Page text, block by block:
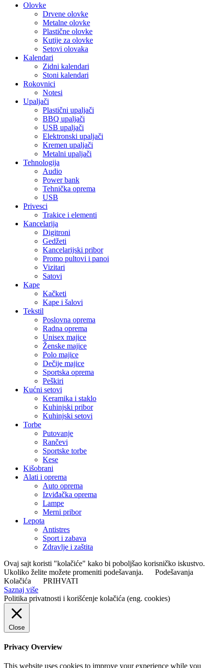
Olovke
Drvene olovke
Metalne olovke
Plastične olovke
Kutije za olovke
Setovi olovaka
Kalendari
Zidni kalendari
Stoni kalendari
Rokovnici
Notesi
Upaljači
Plastični upaljači
BBQ upaljači
USB upaljači
Elektronski upaljači
Kremen upaljači
Metalni upaljači
Tehnologija
Audio
Power bank
Tehnička oprema
USB
Privesci
Trakice i elementi
Kancelarija
Digitroni
Gedžeti
Kancelarijski pribor
Promo pultovi i panoi
Vizitari
Satovi
Kape
Kačketi
Kape i šalovi
Tekstil
Poslovna oprema
Radna oprema
Unisex majice
Ženske majice
Polo majice
Dečije majice
Sportska oprema
Peškiri
Kućni setovi
Keramika i staklo
Kuhinjski pribor
Kuhinjski setovi
Torbe
Putovanje
Rančevi
Sportske torbe
Kese
Kišobrani
Alati i oprema
Auto oprema
Izviđačka oprema
Lampe
Merni pribor
Lepota
Antistres
Sport i zabava
Zdravlje i zaštita
Ovaj sajt koristi "kolačiće" kako bi poboljšao korisničko iskustvo.
Ukoliko želite možete promeniti podešavanja.
Podešavanja
Kolačića
PRIHVATI
Saznaj više
Politika privatnosti i korišćenje kolačića (eng. cookies)
Close
Privacy Overview
This website uses cookies to improve your experience while you